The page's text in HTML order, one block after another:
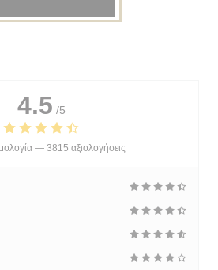
4.5 /5
— 3815 αξιολογήσεις